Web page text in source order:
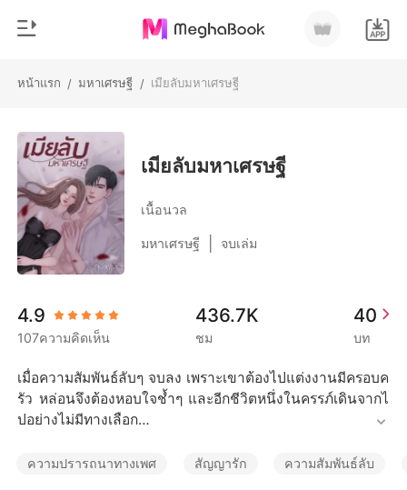
หน้าแรก / มหาเศรษฐี / เมียลับมหาเศรษฐี
เติมเงิน
ประวัติการอ่าน
ออกจากระบบ
ดาวน์โหลดแอป
หมวดหมู่
สมัยใหม่
ประวัติศาสตร์
โรแมนติก
มหาเศรษฐี
เรื่องสั้นคัดสรร
เมียลับมหาเศรษฐี
เนื้อนวล
มหาเศรษฐี จบเล่ม
4.9
107ความคิดเห็น
436.7K
ชม
40
บท
เมื่อความสัมพันธ์ลับๆ จบลง เพราะเขาต้องไปแต่งงานมีครอบค
รัว หล่อนจึงต้องหอบใจช้ำๆ และอีกชีวิตหนึ่งในครรภ์เดินจากไ
ปอย่างไม่มีทางเลือก
ความปรารถนาทางเพศ สัญญารัก ความสัมพันธ์ลับ